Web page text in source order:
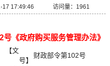
17:49:46 访问量：1961
《政府购买服务管理办法》
【文
号】
财政部令第102号